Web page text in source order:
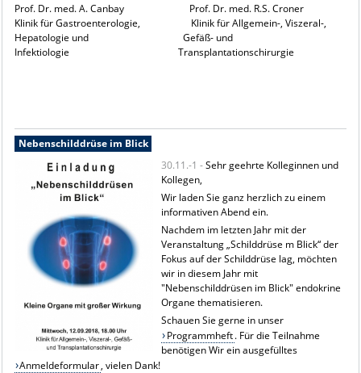
Prof. Dr. med. A. Canbay Prof. Dr. med. R.S. Croner
Klinik für Gastroenterologie, Klinik für Allgemein-, Viszeral-,
Hepatologie und Gefäß- und
Infektiologie Transplantationschirurgie
Nebenschilddrüse im Blick
30.11.-1 -Sehr geehrte Kolleginnen und
Kollegen,
Wir laden Sie ganz herzlich zu einem
informativen Abend ein.
Nachdem im letzten Jahr mit der
Veranstaltung „Schilddrüse m Blick“ der
Fokus auf der Schilddrüse lag, möchten
wir in diesem Jahr mit
"Nebenschilddrüsen im Blick" endokrine
Organe thematisieren.
Schauen Sie gerne in unser
Programmheft. Für die Teilnahme
benötigen Wir ein ausgefülltes
Anmeldeformular, vielen Dank!